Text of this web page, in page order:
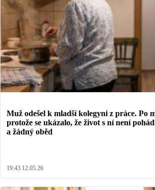
Muž odešel k mladší kolegyni z práce. Po
protože se ukázalo, že život s ní není
a žádný oběd
19:43 12.05.26